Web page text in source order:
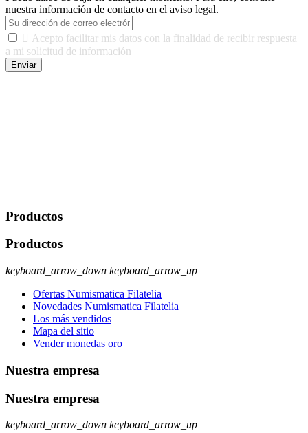
nuestra información de contacto en el aviso legal.
 Acepto facilitar mis datos con la finalidad de recibir respuesta
a mi solicitud de información
Enviar
Productos
Productos
keyboard_arrow_down keyboard_arrow_up
Ofertas Numismatica Filatelia
Novedades Numismatica Filatelia
Los más vendidos
Mapa del sitio
Vender monedas oro
Nuestra empresa
Nuestra empresa
keyboard_arrow_down keyboard_arrow_up